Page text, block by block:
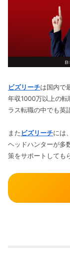
ビズリーチは国内で
年収1000万以上の転
ラス転職の中でも英
またビズリーチには
ヘッドハンターが多
策をサポートしても